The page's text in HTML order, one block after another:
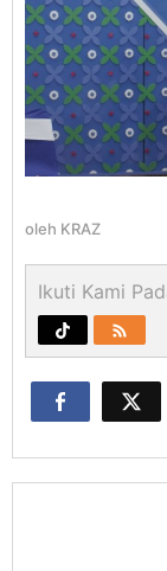
oleh KRAZ
Ikuti Kami